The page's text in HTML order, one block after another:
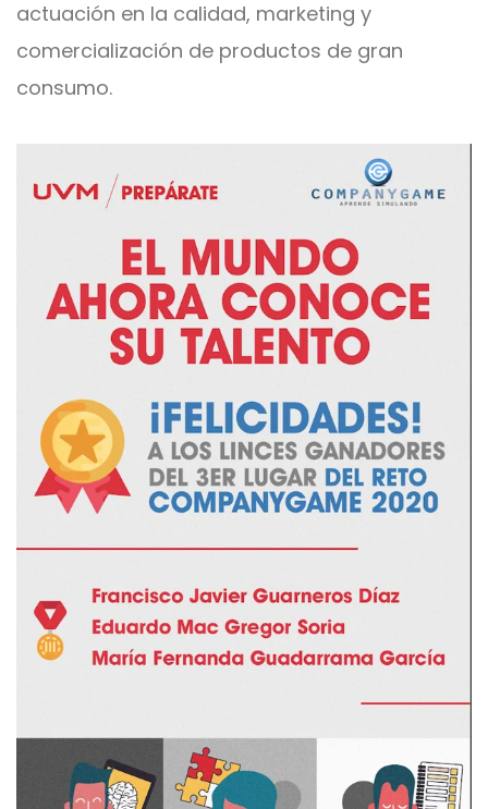
actuación en la calidad, marketing y
comercialización de productos de gran
consumo.